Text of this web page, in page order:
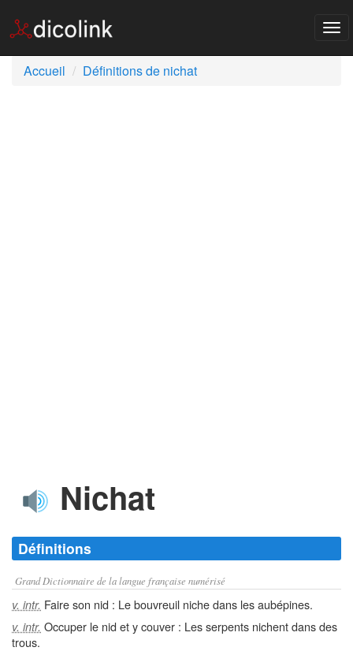
Accueil
Définitions de nichat
Nichat
Définitions
Grand Dictionnaire de la langue française numérisé
v. intr. Faire son nid : Le bouvreuil niche dans les aubépines.
v. intr. Occuper le nid et y couver : Les serpents nichent dans des
trous.